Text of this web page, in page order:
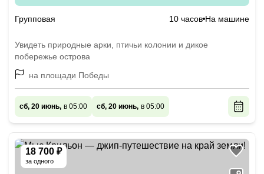
Групповая 10 часов На машине
Увидеть природные арки, птичьи колонии и дикое
побережье острова
на площади Победы
сб, 20 июнь, в 05:00 сб, 20 июнь, в 05:00
18 700 ₽
за одного